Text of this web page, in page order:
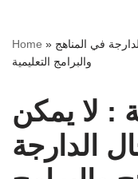
Home » في المناهج
والبرامج التعليمية
: لا يمكن
الدارجة